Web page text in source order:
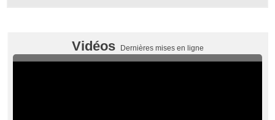
Vidéos Dernières mises en ligne